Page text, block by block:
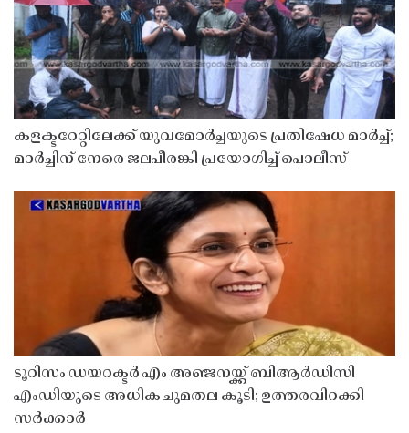
കളക്ടറേറ്റിലേക്ക് യുവമോർച്ചയുടെ പ്രതിഷേധ മാർച്ച്;
മാർച്ചിന് നേരെ ജലപീരങ്കി പ്രയോഗിച്ച് പൊലീസ്
ടൂറിസം ഡയറക്ടർ എം അഞ്ജനയ്ക്ക് ബിആർഡിസി
എംഡിയുടെ അധിക ചുമതല കൂടി; ഉത്തരവിറക്കി
സർക്കാർ